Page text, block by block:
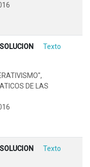
Texto
DE LAS
Texto